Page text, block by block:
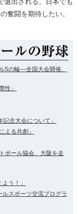
奮闘を期待したい。
5の輪―全国大会開催、
性」
念大会について」
よる共創」
ボール協会、大阪を走
う！」
スポーツ交流プログラ